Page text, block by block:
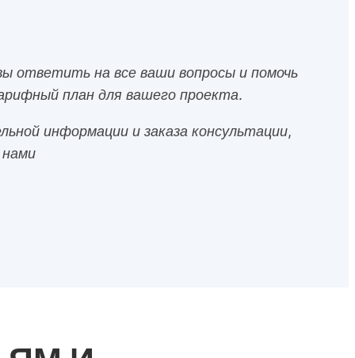
ответить на все ваши вопросы и помочь
план для вашего проекта.
информации и заказа консультации,